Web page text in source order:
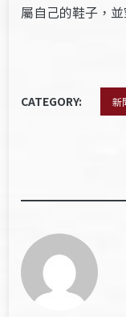
屬自己的鞋子，
CATEGORY: 新